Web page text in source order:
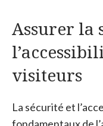
Assurer la
visiteurs
La sécurité et